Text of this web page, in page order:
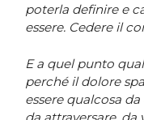
poterla definire e
essere. Cedere il
E a quel punto
perché il dolore
essere qualcosa
da attraversare, da